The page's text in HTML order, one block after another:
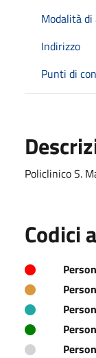
Modalità di
Indirizzo
Punti di
Policlinico S.
Codici